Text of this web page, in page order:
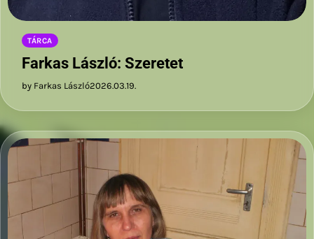
TÁRCA
Farkas László: Szeretet
by Farkas László2026.03.19.